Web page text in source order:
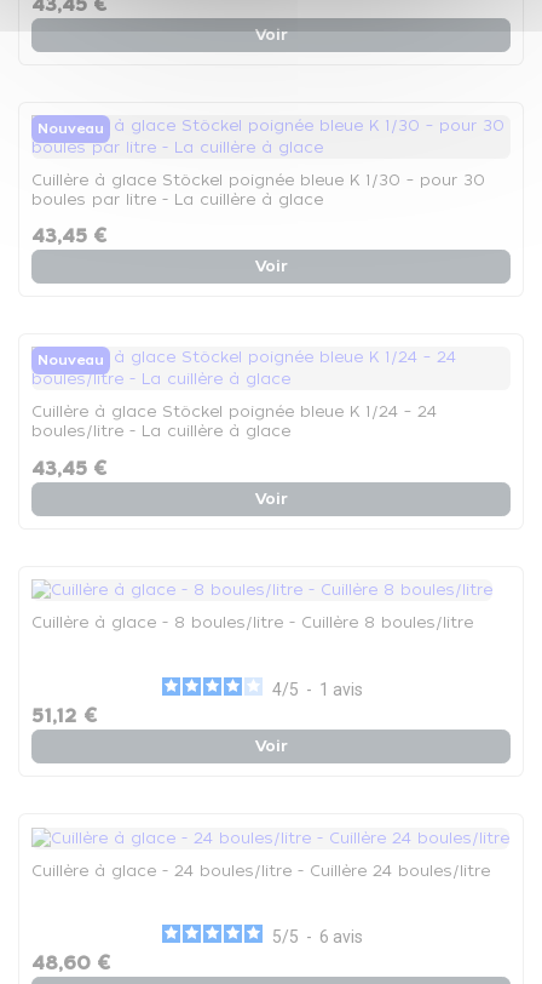
Voir
Nouveau
Cuillère à glace Stöckel poignée bleue K 1/30 – pour 30
boules par litre - La cuillère à glace
43,45 €
Voir
Nouveau
Cuillère à glace Stöckel poignée bleue K 1/24 – 24
boules/litre - La cuillère à glace
43,45 €
Voir
Cuillère à glace - 8 boules/litre - Cuillère 8 boules/litre
4/5 - 1 avis
51,12 €
Voir
Cuillère à glace - 24 boules/litre - Cuillère 24 boules/litre
5/5 - 6 avis
48,60 €